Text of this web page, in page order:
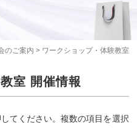
のご案内 > ワークショップ・体験教室
室 開催情報
てください。複数の項目を選択